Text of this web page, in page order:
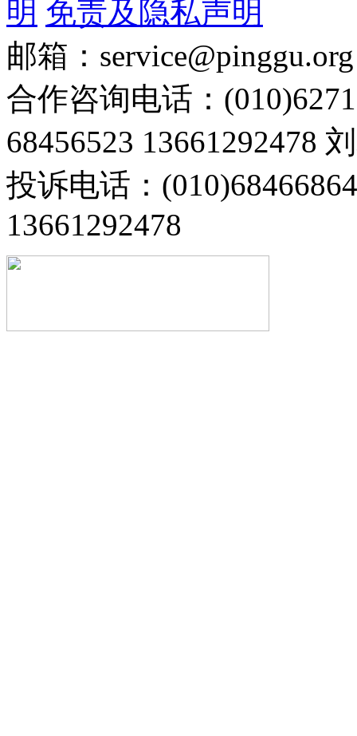
明 免责及隐私声明
邮箱：service@pinggu.org
合作咨询电话：
68456523 13661292478
投诉电话：
13661292478